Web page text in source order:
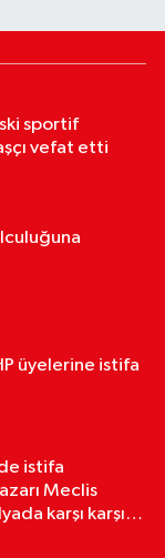
sportif
vefat etti
üyelerine istifa
istifa
Meclis
karşı karşıya